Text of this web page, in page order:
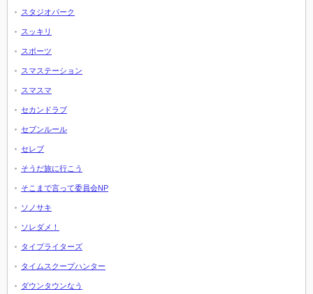
スタジオパーク
スッキリ
スポーツ
スマステーション
スマスマ
セカンドラブ
セブンルール
セレブ
そうだ旅に行こう
そこまで言って委員会NP
ソノサキ
ソレダメ！
タイプライターズ
タイムスクープハンター
ダウンタウンなう